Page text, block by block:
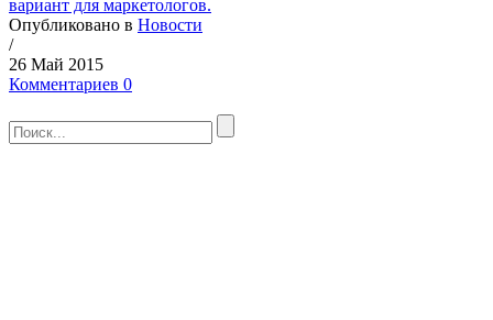
вариант для маркетологов.
Опубликовано в Новости
/
26 Май 2015
Комментариев 0